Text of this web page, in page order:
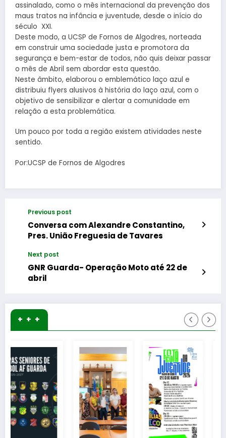
assinalado, como o mês internacional da prevenção dos
maus tratos na infância e juventude, desde o início do
século XXI.
Deste modo, a UCSP de Fornos de Algodres, norteada
em construir uma sociedade justa e promotora da
segurança e bem-estar de todos, não quis deixar passar
o mês de Abril sem abordar esta questão.
Neste âmbito, elaborou o emblemático laço azul e
distribuiu flyers alusivos à história do laço azul, com o
objetivo de sensibilizar e alertar a comunidade em
relação a esta problemática.
Um pouco por toda a região existem atividades neste
sentido.
Por:UCSP de Fornos de Algodres
Previous post
Conversa com Alexandre Constantino,
Pres. União Freguesia de Tavares
Next post
GNR Guarda- Operação Moto até 22 de
abril
+ + +